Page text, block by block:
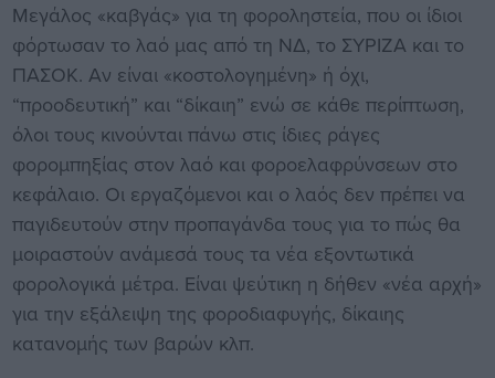
Μεγάλος «καβγάς» για τη φοροληστεία, που οι ίδιοι
φόρτωσαν το λαό μας από τη ΝΔ, το ΣΥΡΙΖΑ και το
ΠΑΣΟΚ. Αν είναι «κοστολογημένη» ή όχι,
“προοδευτική” και “δίκαιη” ενώ σε κάθε περίπτωση,
όλοι τους κινούνται πάνω στις ίδιες ράγες
φορομπηξίας στον λαό και φοροελαφρύνσεων στο
κεφάλαιο. Οι εργαζόμενοι και ο λαός δεν πρέπει να
παγιδευτούν στην προπαγάνδα τους για το πώς θα
μοιραστούν ανάμεσά τους τα νέα εξοντωτικά
φορολογικά μέτρα. Είναι ψεύτικη η δήθεν «νέα αρχή»
για την εξάλειψη της φοροδιαφυγής, δίκαιης
κατανομής των βαρών κλπ.